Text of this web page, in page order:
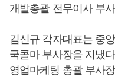
개발총괄 전무이사 부
김신규 각자대표는 중
국콜마 부사장을 지냈
영업마케팅 총괄 부사